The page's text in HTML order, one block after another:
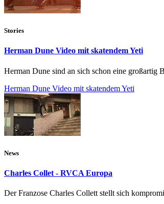
Stories
Herman Dune Video mit skatendem Yeti
Herman Dune sind an sich schon eine großartig
Herman Dune Video mit skatendem Yeti
News
Charles Collet - RVCA Europa
Der Franzose Charles Collett stellt sich